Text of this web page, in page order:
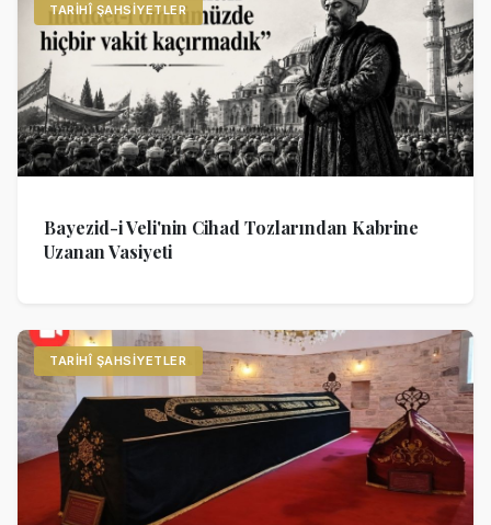
TARIHÎ ŞAHSIYETLER
Bayezid-i Veli'nin Cihad Tozlarından Kabrine
Uzanan Vasiyeti
TARIHÎ ŞAHSIYETLER